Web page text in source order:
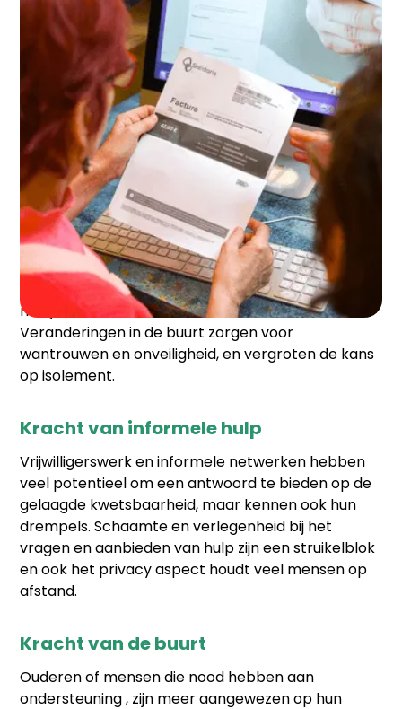
Sociale media & digitalisering
Hoewel sociale media en digitale platformen een
oplossing kunnen bieden voor het sociale
isolement, is er in werkelijkheid nog sprake van een
grote digitale kloof. Vooral het gebrek aan digitale
vaardigheden vormt een grote drempel. Veel
ouderen zijn ook niet aanwezig op digitale
hulpplatformen.
Vervreemding
Veel ouderen raken daarnaast ook vervreemd van
hun eigen buurt en verliezen zo hun vertrouwde,
nabije kern waar ze nood aan hebben.
Veranderingen in de buurt zorgen voor
wantrouwen en onveiligheid, en vergroten de kans
op isolement.
Kracht van informele hulp
Vrijwilligerswerk en informele netwerken hebben
veel potentieel om een antwoord te bieden op de
gelaagde kwetsbaarheid, maar kennen ook hun
drempels. Schaamte en verlegenheid bij het
vragen en aanbieden van hulp zijn een struikelblok
en ook het privacy aspect houdt veel mensen op
afstand.
Kracht van de buurt
Ouderen of mensen die nood hebben aan
ondersteuning , zijn meer aangewezen op hun